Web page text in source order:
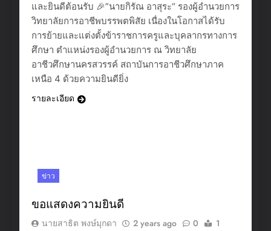
และยินดีต้อนรับ 🎉”นายกิรัณ อาสุระ“ รองผู้อำนวยการ
วิทยาลัยการอาชีพบรรพตพิสัย เนื่องในโอกาสได้รับ
การย้ายและแต่งตั้งข้าราชการครูและบุคลากรทางการ
ศึกษา ตำแหน่งรองผู้อำนวยการ ณ วิทยาลัย
อาชีวศึกษานครสวรรค์ สถาบันการอาชีวศึกษาภาค
เหนือ 4 ด้วยความยินดียิ่ง
รายละเอียด
ข่าว
ขอแสดงความยินดี
นายสาธิต พงษ์มุกดา 2 years ago 0
1